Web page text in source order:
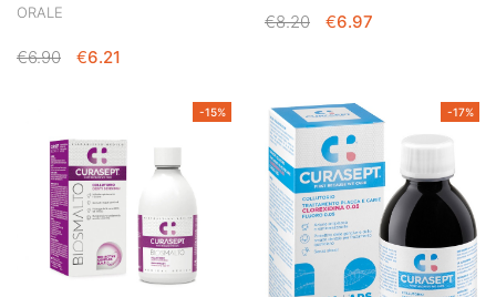
ORALE
€6.90
IL
€6.90.
€6.21
€6.21.
€8.20
IL
€8.20.
€6.97
€6.97.
-15% -17%